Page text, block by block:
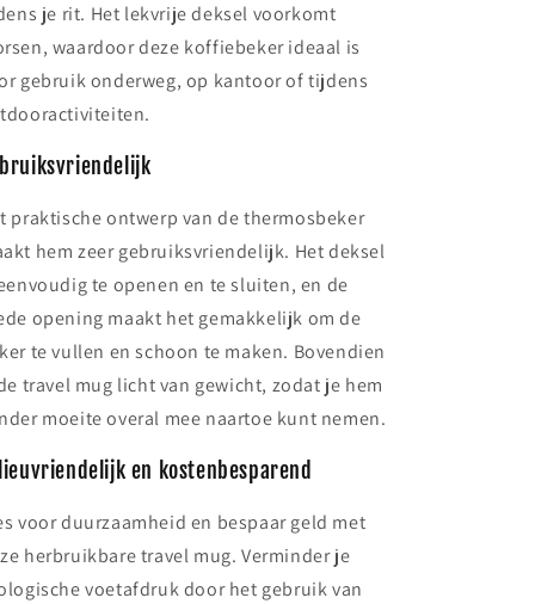
je rit. Het lekvrije deksel voorkomt
waardoor deze koffiebeker ideaal is
gebruik onderweg, op kantoor of tijdens
praktische ontwerp van de thermosbeker
hem zeer gebruiksvriendelijk. Het deksel
te openen en te sluiten, en de
opening maakt het gemakkelijk om de
te vullen en schoon te maken. Bovendien
travel mug licht van gewicht, zodat je hem
moeite overal mee naartoe kunt nemen.
en kostenbesparend
voor duurzaamheid en bespaar geld met
herbruikbare travel mug. Verminder je
voetafdruk door het gebruik van